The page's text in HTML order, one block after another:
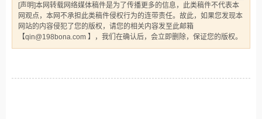
[声明]本网转载网络媒体稿件是为了传播更多的信息，此类稿件不代表本
网观点，本网不承担此类稿件侵权行为的连带责任。故此，如果您发现本
网站的内容侵犯了您的版权，请您的相关内容发至此邮箱
【qin@198bona.com 】，我们在确认后，会立即删除，保证您的版权。